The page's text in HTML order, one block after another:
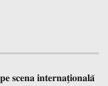
𝐬𝐜𝐞𝐧𝐚 𝐢𝐧𝐭𝐞𝐫𝐧𝐚𝐭̗𝐢𝐨𝐧𝐚𝐥𝐚̆